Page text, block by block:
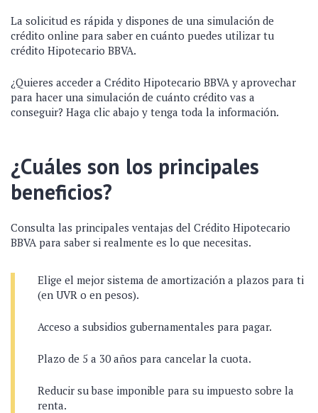
La solicitud es rápida y dispones de una simulación de
crédito online para saber en cuánto puedes utilizar tu
crédito Hipotecario BBVA.
¿Quieres acceder a Crédito Hipotecario BBVA y aprovechar
para hacer una simulación de cuánto crédito vas a
conseguir? Haga clic abajo y tenga toda la información.
¿Cuáles son los principales
beneficios?
Consulta las principales ventajas del Crédito Hipotecario
BBVA para saber si realmente es lo que necesitas.
Elige el mejor sistema de amortización a plazos para ti
(en UVR o en pesos).
Acceso a subsidios gubernamentales para pagar.
Plazo de 5 a 30 años para cancelar la cuota.
Reducir su base imponible para su impuesto sobre la
renta.